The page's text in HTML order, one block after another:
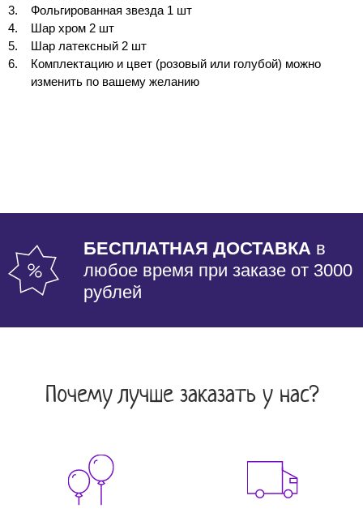
Фольгированная звезда 1 шт
Шар хром 2 шт
Шар латексный 2 шт
Комплектацию и цвет (розовый или голубой) можно
изменить по вашему желанию
БЕСПЛАТНАЯ ДОСТАВКА в
любое время при заказе от 3000
рублей
Почему лучше заказать у нас?